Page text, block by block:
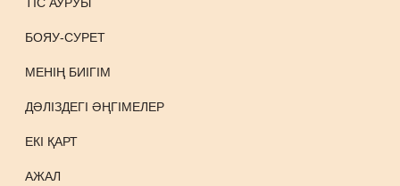
БОЯУ-СУРЕТ
МЕНІҢ БИІГІМ
ДӘЛІЗДЕГІ ӘҢГІМЕЛЕР
ЕКІ ҚАРТ
АЖАЛ